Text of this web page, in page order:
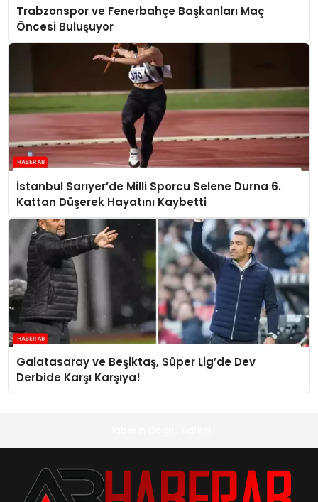
Trabzonspor ve Fenerbahçe Başkanları Maç
Öncesi Buluşuyor
İstanbul Sarıyer’de Milli Sporcu Selene Durna 6.
Kattan Düşerek Hayatını Kaybetti
Galatasaray ve Beşiktaş, Süper Lig’de Dev
Derbide Karşı Karşıya!